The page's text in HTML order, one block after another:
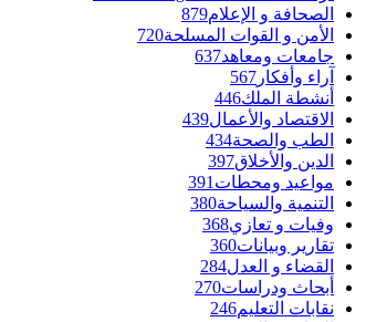
الصحافة و الإعلام879
الأمن و القوات المسلحة720
جامعات ومعاهد637
آراء وأفكار 567
أنشطة الملك446
الاقتصاد والأعمال439
الطب والصحة434
الدين والأخلاق397
مواعيد ومحطات 391
التنمية والسياحة380
وفيات و تعازي368
تقارير وبيانات360
القضاء و العدل284
أبحاث ودراسات270
نقابات التعليم246